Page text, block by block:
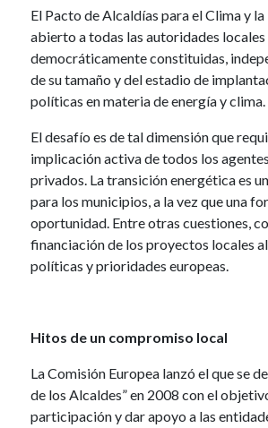
El Pacto de Alcaldías para el Clima y la
abierto a todas las autoridades locales
democráticamente constituidas,
de su tamaño y del estadio de
políticas en materia de energía y clima.
El desafío es de tal dimensión que
implicación activa de todos los
privados. La transición energética es
para los municipios, a la vez que una
oportunidad. Entre otras cuestiones,
financiación de los proyectos locales
políticas y prioridades europeas.
Hitos de un compromiso local
La Comisión Europea lanzó el que se
de los Alcaldes” en 2008 con el
participación y dar apoyo a las